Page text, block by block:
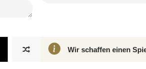
Wir schaffen einen